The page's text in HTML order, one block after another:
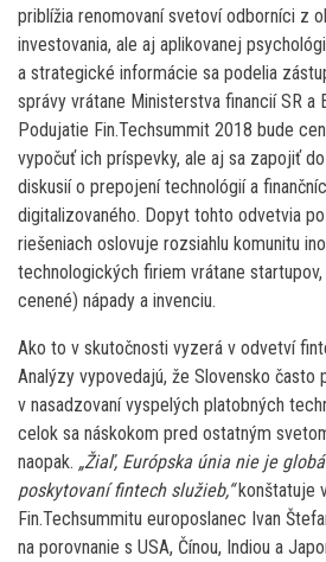
priblížia renomovaní svetoví odborníci z
investovania, ale aj aplikovanej
a strategické informácie sa podelia
správy vrátane Ministerstva financií SR a
Podujatie Fin.Techsummit 2018 bude
vypočuť ich príspevky, ale aj sa zapojiť
diskusií o prepojení technológií a
digitalizovaného. Dopyt tohto odvetvia
riešeniach oslovuje rozsiahlu komunitu
technologických firiem vrátane
cenené) nápady a invenciu.
Ako to v skutočnosti vyzerá v odvetví
Analýzy vypovedajú, že Slovensko často
v nasadzovaní vyspelých platobných
celok sa náskokom pred ostatným
naopak. „Žiaľ, Európska únia nie je
poskytovaní fintech služieb,“konštatuje
Fin.Techsummitu europoslanec Ivan
na porovnanie s USA, Čínou, Indiou a